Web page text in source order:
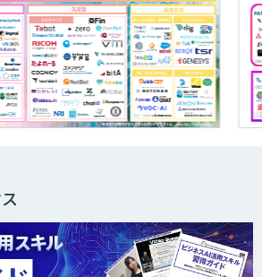
AIR-NEXUS
secondz Agentsense